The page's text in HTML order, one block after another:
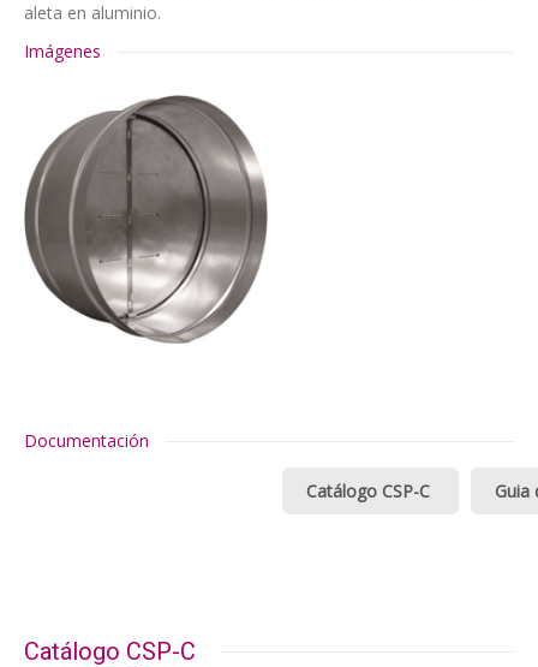
aleta en aluminio.
Imágenes
Documentación
Catálogo CSP-C Guia
Catálogo CSP-C